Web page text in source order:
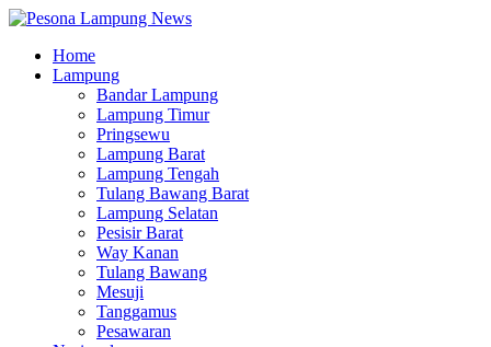
Home
Lampung
Bandar Lampung
Lampung Timur
Pringsewu
Lampung Barat
Lampung Tengah
Tulang Bawang Barat
Lampung Selatan
Pesisir Barat
Way Kanan
Tulang Bawang
Mesuji
Tanggamus
Pesawaran